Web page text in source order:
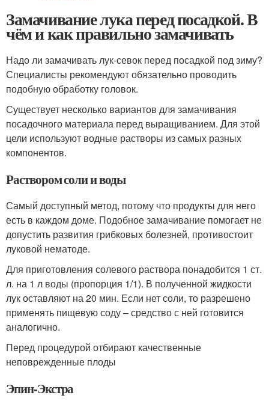
Замачивание лука перед посадкой. В
чём и как правильно замачивать
Надо ли замачивать лук-севок перед посадкой под зиму?
Специалисты рекомендуют обязательно проводить
подобную обработку головок.
Существует несколько вариантов для замачивания
посадочного материала перед выращиванием. Для этой
цели используют водные растворы из самых разных
компонентов.
Раствором соли и воды
Самый доступный метод, потому что продукты для него
есть в каждом доме. Подобное замачивание помогает не
допустить развития грибковых болезней, противостоит
луковой нематоде.
Для приготовления солевого раствора понадобится 1 ст.
л. на 1 л воды (пропорция 1/1). В полученной жидкости
лук оставляют на 20 мин. Если нет соли, то разрешено
применять пищевую соду – средство с ней готовится
аналогично.
Перед процедурой отбирают качественные
неповрежденные плоды
Эпин-Экстра